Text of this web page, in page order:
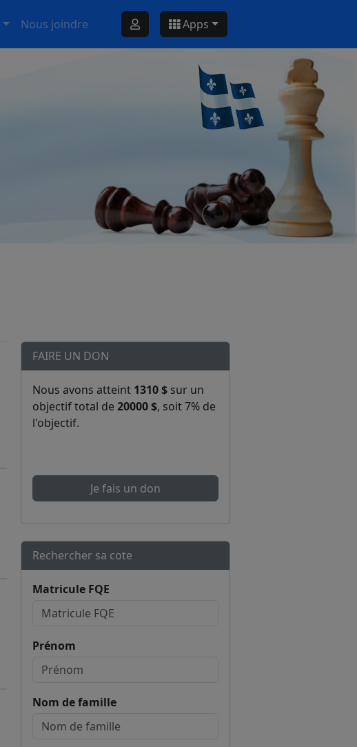
Nous joindre Apps
FAIRE UN DON
Nous avons atteint 1310 $ sur un
objectif total de 20000 $, soit 7% de
l'objectif.
Je fais un don
Rechercher sa cote
Matricule FQE
Prénom
Nom de famille